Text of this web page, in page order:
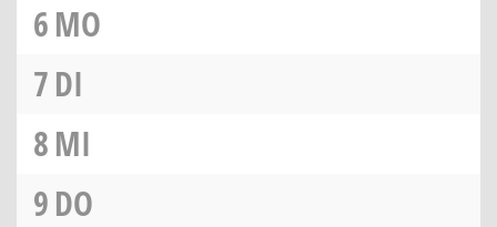
6MO
7DI
8MI
9DO